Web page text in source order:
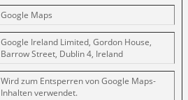
Google Maps
Google Ireland Limited, Gordon House,
Barrow Street, Dublin 4, Ireland
Wird zum Entsperren von Google Maps-
Inhalten verwendet.